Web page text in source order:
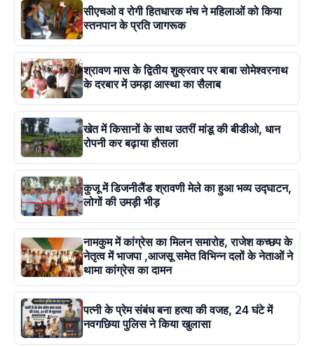
सीएचओ व रोगी हितधारक मंच ने महिलाओं को किया
स्तनपान के प्रति जागरूक
श्रावण मास के द्वितीय शुक्रवार पर बाबा सोमेश्वरनाथ
के दरबार में उमड़ा आस्था का सैलाब
खेत में किसानों के साथ उतरीं मांडू की बीडीओ, धान
रोपनी कर बढ़ाया हौसला
कुजू में डिजनीलैंड श्रावणी मेले का हुआ भव्य उद्घाटन,
लोगों की उमड़ी भीड़
नामकुम में कांग्रेस का मिलन समारोह, राजेश कच्छप के
नेतृत्व में भाजपा ,आजसू समेत विभिन्न दलों के नेताओं ने
थामा कांग्रेस का दामन
पत्नी के प्रेम संबंध बना हत्या की वजह, 24 घंटे में
नवगछिया पुलिस ने किया खुलासा